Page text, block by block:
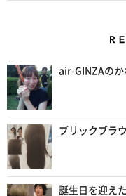
air-GINZAのか
ブリックブラ
誕生日を迎え